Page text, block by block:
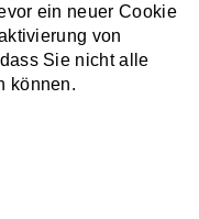
ein neuer Cookie
von
Sie nicht alle
können.